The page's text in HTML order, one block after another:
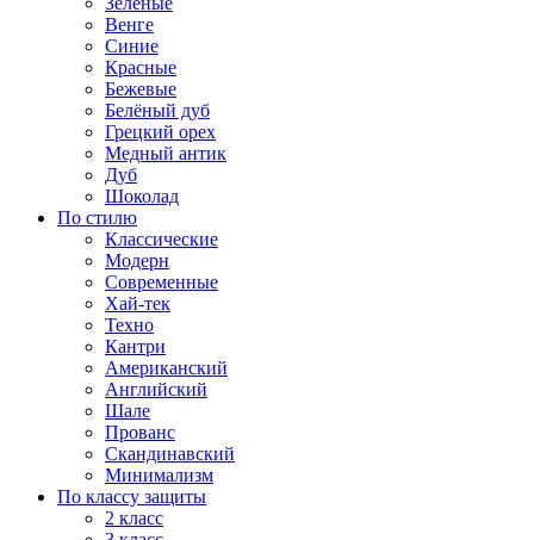
Венге
Синие
Красные
Бежевые
Белёный дуб
Грецкий орех
Медный антик
Дуб
Шоколад
По стилю
Классические
Модерн
Современные
Хай-тек
Техно
Кантри
Американский
Английский
Шале
Прованс
Скандинавский
Минимализм
По классу защиты
2 класс